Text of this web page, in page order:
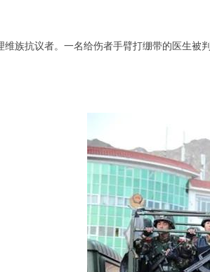
维族抗议者。一名给伤者手臂打绷带的医生被